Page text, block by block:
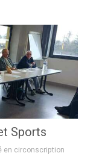
Sports
en circonscription